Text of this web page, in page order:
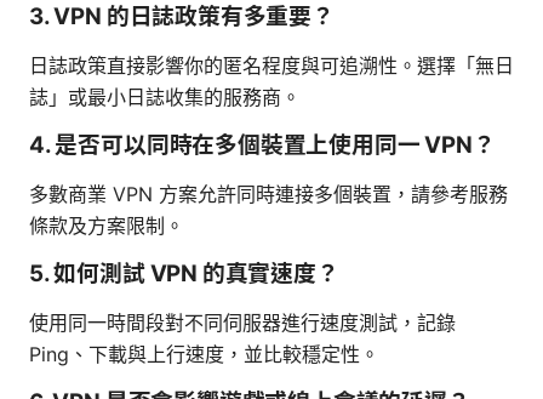
3. VPN 的日誌政策有多重要？
日誌政策直接影響你的匿名程度與可追溯性。選擇「無日
誌」或最小日誌收集的服務商。
4. 是否可以同時在多個裝置上使用同一 VPN？
多數商業 VPN 方案允許同時連接多個裝置，請參考服務
條款及方案限制。
5. 如何測試 VPN 的真實速度？
使用同一時間段對不同伺服器進行速度測試，記錄
Ping、下載與上行速度，並比較穩定性。